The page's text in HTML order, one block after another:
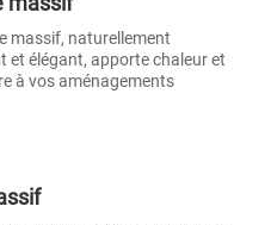
massif, naturellement
et élégant, apporte chaleur et
à vos aménagements